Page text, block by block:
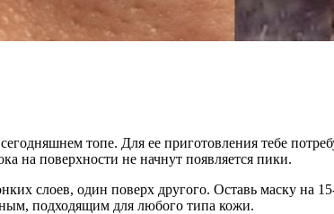
топе. Для ее приготовления тебе
на поверхности не начнут появляется пики.
слоев, один поверх другого. Оставь маску на
подходящим для любого типа кожи.